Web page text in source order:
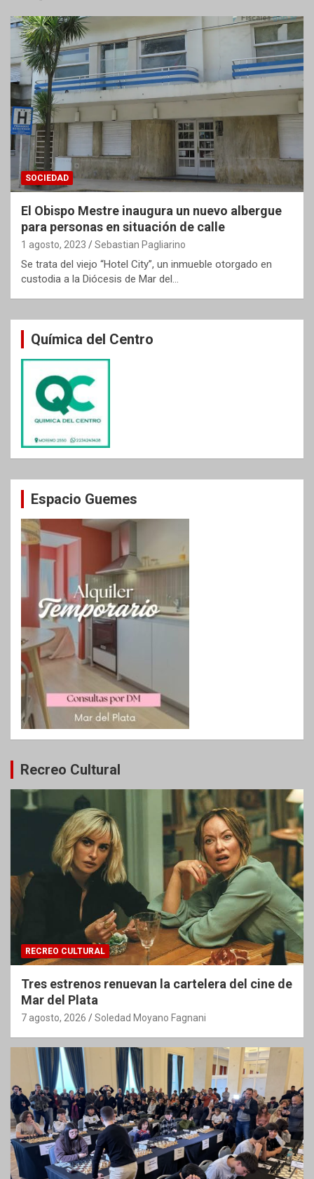
SOCIEDAD
El Obispo Mestre inaugura un nuevo albergue
para personas en situación de calle
1 agosto, 2023 Sebastian Pagliarino
Se trata del viejo “Hotel City”, un inmueble otorgado en
custodia a la Diócesis de Mar del…
Química del Centro
Espacio Guemes
Recreo Cultural
RECREO CULTURAL
Tres estrenos renuevan la cartelera del cine de
Mar del Plata
7 agosto, 2026 Soledad Moyano Fagnani